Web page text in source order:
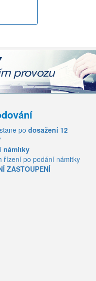
po dosažení 12
námitky
řízení po podání námitky
ZASTOUPENÍ